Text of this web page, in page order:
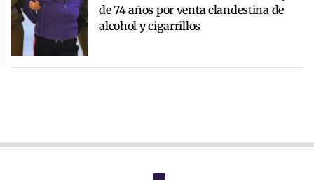
de 74 años por venta clandestina de
alcohol y cigarrillos